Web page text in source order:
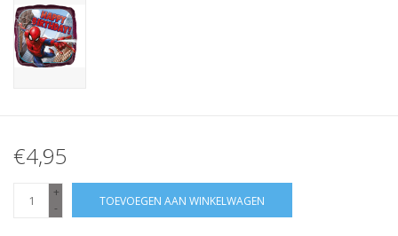
€4,95
+
-
TOEVOEGEN AAN WINKELWAGEN